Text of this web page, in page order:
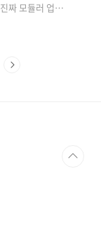
짜 모듈러 업체
스트에서 YES
부분이기도 해